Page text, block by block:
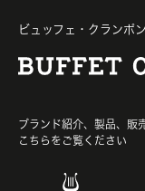
ビュッフェ・クランポ
ブランド紹介、製品、販
こちらをご覧ください